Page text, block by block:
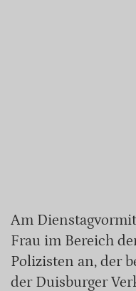
Am
Frau im Bereich
Polizisten an, der
der Duisburger